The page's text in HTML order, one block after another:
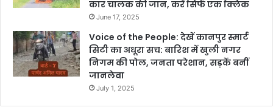
कार चालक की जान, करें सिर्फ एक क्लिक
June 17, 2025
Voice of the People: देखें कानपुर स्मार्ट
सिटी का अधूरा सच: बारिश में खुली नगर
निगम की पोल, जनता परेशान, सड़कें बनीं
जानलेवा
July 1, 2025